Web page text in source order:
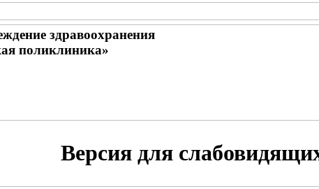
здравоохранения
поликлиника»
Версия для